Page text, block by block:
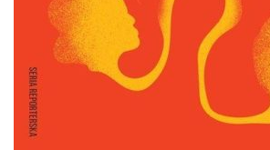
O NAS